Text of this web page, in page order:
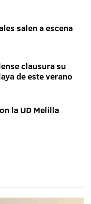
salen a escena
clausura su
de este verano
la UD Melilla